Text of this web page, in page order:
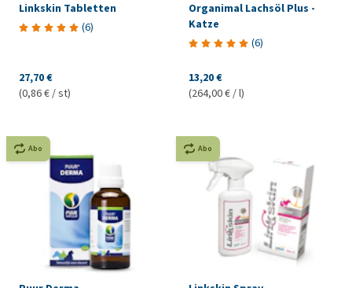
Linkskin Tabletten
(6)
27,70 €
(0,86 € / st)
Organimal Lachsöl Plus -
Katze
(6)
13,20 €
(264,00 € / l)
Abo Abo